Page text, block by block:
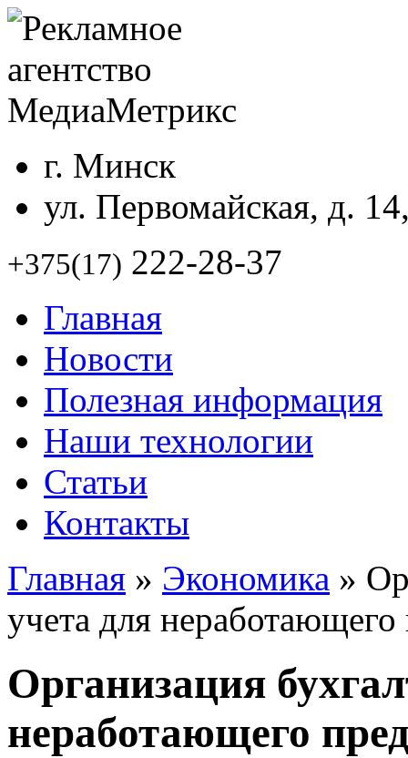
г. Минск
ул. Первомайская, д.
+375(17) 222-28-37
Главная
Новости
Полезная информация
Наши технологии
Статьи
Контакты
Главная » Экономика »
учета для
Организация
неработающего